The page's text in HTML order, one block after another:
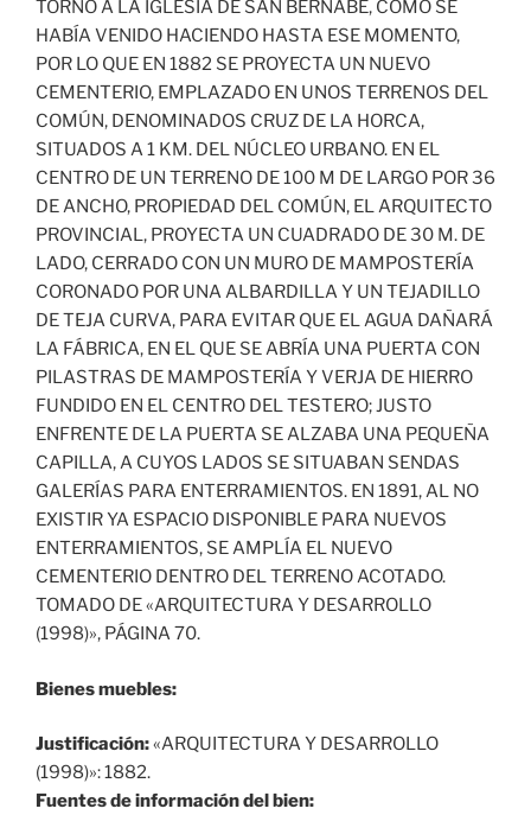
TORNO A LA IGLESIA DE SAN BERNABÉ, COMO SE
HABÍA VENIDO HACIENDO HASTA ESE MOMENTO,
POR LO QUE EN 1882 SE PROYECTA UN NUEVO
CEMENTERIO, EMPLAZADO EN UNOS TERRENOS DEL
COMÚN, DENOMINADOS CRUZ DE LA HORCA,
SITUADOS A 1 KM. DEL NÚCLEO URBANO. EN EL
CENTRO DE UN TERRENO DE 100 M DE LARGO POR 36
DE ANCHO, PROPIEDAD DEL COMÚN, EL ARQUITECTO
PROVINCIAL, PROYECTA UN CUADRADO DE 30 M. DE
LADO, CERRADO CON UN MURO DE MAMPOSTERÍA
CORONADO POR UNA ALBARDILLA Y UN TEJADILLO
DE TEJA CURVA, PARA EVITAR QUE EL AGUA DAÑARÁ
LA FÁBRICA, EN EL QUE SE ABRÍA UNA PUERTA CON
PILASTRAS DE MAMPOSTERÍA Y VERJA DE HIERRO
FUNDIDO EN EL CENTRO DEL TESTERO; JUSTO
ENFRENTE DE LA PUERTA SE ALZABA UNA PEQUEÑA
CAPILLA, A CUYOS LADOS SE SITUABAN SENDAS
GALERÍAS PARA ENTERRAMIENTOS. EN 1891, AL NO
EXISTIR YA ESPACIO DISPONIBLE PARA NUEVOS
ENTERRAMIENTOS, SE AMPLÍA EL NUEVO
CEMENTERIO DENTRO DEL TERRENO ACOTADO.
TOMADO DE «ARQUITECTURA Y DESARROLLO
(1998)», PÁGINA 70.
Bienes muebles:
Justificación:«ARQUITECTURA Y DESARROLLO
(1998)»: 1882.
Fuentes de información del bien: